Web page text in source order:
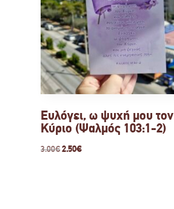
Ευλόγει, ω ψυχή μου τον
Κύριο (Ψαλμός 103:1-2)
3.00€Original
2.50€Η